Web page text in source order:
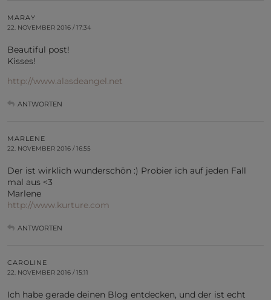
MARAY
22. NOVEMBER 2016 / 17:34
Beautiful post!
Kisses!
http://www.alasdeangel.net
ANTWORTEN
MARLENE
22. NOVEMBER 2016 / 16:55
Der ist wirklich wunderschön :) Probier ich auf jeden Fall
mal aus <3
Marlene
http://www.kurture.com
ANTWORTEN
CAROLINE
22. NOVEMBER 2016 / 15:11
Ich habe gerade deinen Blog entdecken, und der ist echt